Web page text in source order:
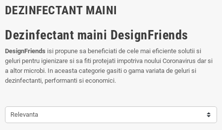
DEZINFECTANT MAINI
Dezinfectant maini DesignFriends
DesignFriends isi propune sa beneficiati de cele mai eficiente solutii si
geluri pentru igienizare si sa fiti protejati impotriva noului Coronavirus dar si
a altor microbi. In aceasta categorie gasiti o gama variata de geluri si
dezinfectanti, performanti si economici.
Relevanta